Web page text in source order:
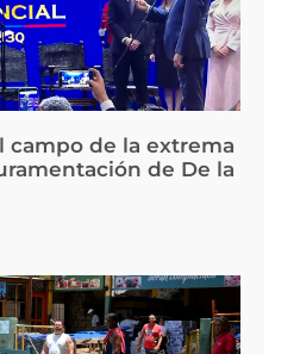
campo de la extrema
de De la